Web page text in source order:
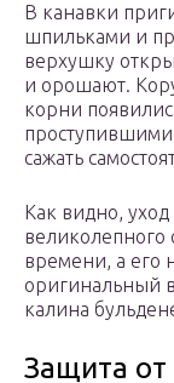
В канавки
шпильками и
верхушку
и орошают.
корни
сажать
Как видно,
великолепного
времени, а его
оригинальный
калина
Защита